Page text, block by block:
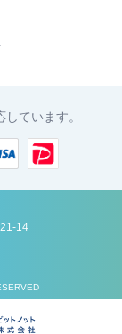
ています。
14